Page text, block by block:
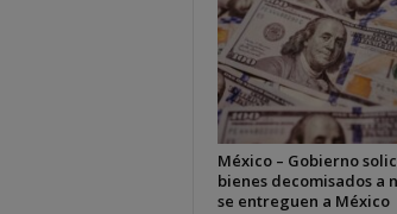
México – Gobierno
bienes decomisados a
se entreguen a México